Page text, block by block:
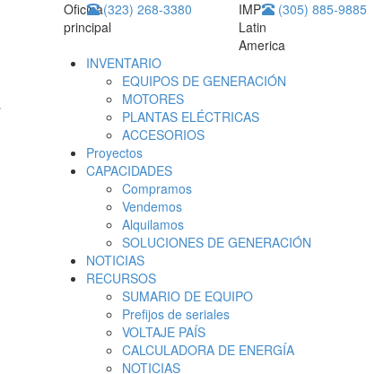
Oficina
principal
(323) 268-3380
IMP
Latin
America
(305) 885-9885
INVENTARIO
EQUIPOS DE GENERACIÓN
MOTORES
PLANTAS ELÉCTRICAS
ACCESORIOS
Proyectos
CAPACIDADES
Compramos
Vendemos
Alquilamos
SOLUCIONES DE GENERACIÓN
NOTICIAS
RECURSOS
SUMARIO DE EQUIPO
Prefijos de seriales
VOLTAJE PAÍS
CALCULADORA DE ENERGÍA
NOTICIAS